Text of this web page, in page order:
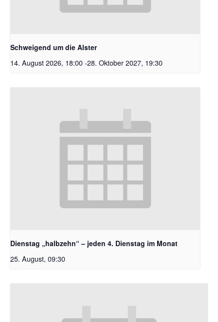
Schweigend um die Alster
14. August 2026, 18:00-28. Oktober 2027, 19:30
Dienstag „halbzehn“ – jeden 4. Dienstag im Monat
25. August, 09:30